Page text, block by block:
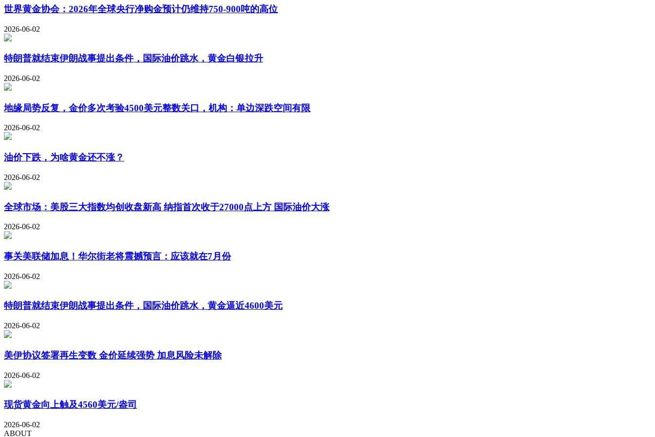
世界黄金协会：2026年全球央行净购金预计仍维持750-900吨的高位
2026-06-02
特朗普就结束伊朗战事提出条件，国际油价跳水，黄金白银拉升
2026-06-02
地缘局势反复，金价多次考验4500美元整数关口，机构：单边深跌空间有限
2026-06-02
油价下跌，为啥黄金还不涨？
2026-06-02
全球市场：美股三大指数均创收盘新高 纳指首次收于27000点上方 国际油价大涨
2026-06-02
事关美联储加息！华尔街老将震撼预言：应该就在7月份
2026-06-02
特朗普就结束伊朗战事提出条件，国际油价跳水，黄金逼近4600美元
2026-06-02
美伊协议签署再生变数 金价延续强势 加息风险未解除
2026-06-02
现货黄金向上触及4560美元/盎司
2026-06-02
ABOUT